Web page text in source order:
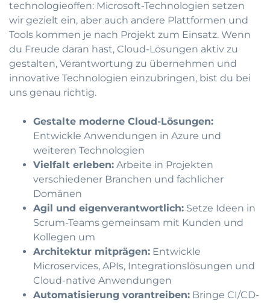
technologieoffen: Microsoft-Technologien setzen
wir gezielt ein, aber auch andere Plattformen und
Tools kommen je nach Projekt zum Einsatz. Wenn
du Freude daran hast, Cloud-Lösungen aktiv zu
gestalten, Verantwortung zu übernehmen und
innovative Technologien einzubringen, bist du bei
uns genau richtig.
Gestalte moderne Cloud-Lösungen:
Entwickle Anwendungen in Azure und
weiteren Technologien
Vielfalt erleben: Arbeite in Projekten
verschiedener Branchen und fachlicher
Domänen
Agil und eigenverantwortlich: Setze Ideen in
Scrum-Teams gemeinsam mit Kunden und
Kollegen um
Architektur mitprägen: Entwickle
Microservices, APIs, Integrationslösungen und
Cloud-native Anwendungen
Automatisierung vorantreiben: Bringe CI/CD-